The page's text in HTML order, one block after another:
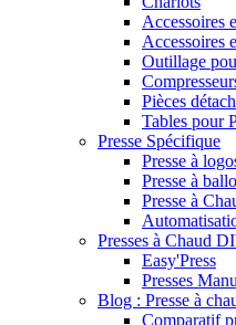
Accessoires
Accessoires
Outillage
Pièces
Tables pour
Presse Spécifique
Presse à
Presse à
Presse à
Presses à Chaud
Easy'Press
Presses
Blog : Presse à
Comparatif